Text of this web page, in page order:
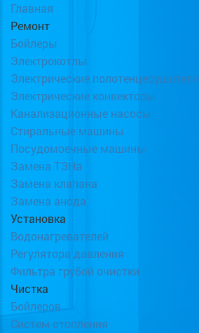
Главная
Ремонт
Бойлеры
Электрокотлы
Электрические полотенцесушители
Электрические конвекторы
Канализационные насосы
Стиральные машины
Посудомоечные машины
Замена ТЭНа
Замена клапана
Замена анода
Установка
Водонагревателей
Регулятора давления
Фильтра грубой очистки
Чистка
Бойлеров
Систем отопления